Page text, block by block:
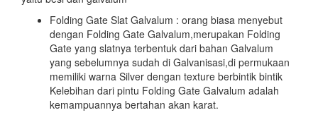
Folding Gate Slat Galvalum : orang biasa menyebut
dengan Folding Gate Galvalum,merupakan Folding
Gate yang slatnya terbentuk dari bahan Galvalum
yang sebelumnya sudah di Galvanisasi,di permukaan
memiliki warna Silver dengan texture berbintik bintik
Kelebihan dari pintu Folding Gate Galvalum adalah
kemampuannya bertahan akan karat.